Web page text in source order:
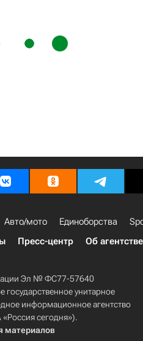
Авто/мото Единоборства
Пресс-центр Об агентстве
Эл № ФС77-57640
государственное унитарное
информационное агентство
сегодня»).
материалов